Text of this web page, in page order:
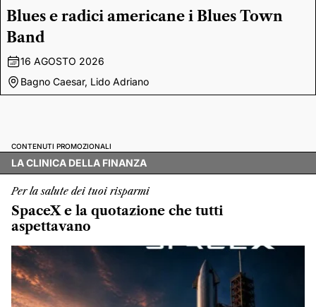
Blues e radici americane i Blues Town
Band
16 AGOSTO 2026
Bagno Caesar, Lido Adriano
CONTENUTI PROMOZIONALI
LA CLINICA DELLA FINANZA
Per la salute dei tuoi risparmi
SpaceX e la quotazione che tutti
aspettavano